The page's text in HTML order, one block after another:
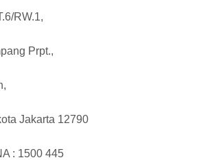
RW.1,
Prpt.,
Jakarta 12790
: 1500 445